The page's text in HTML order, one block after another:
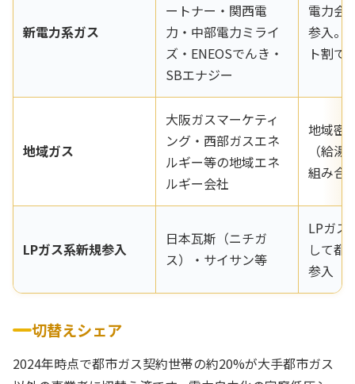
新電力系ガス
ートナー・関西電
力・中部電力ミライ
ズ・ENEOSでんき・
SBエナジー
電力会
参入。
ト割で
地域ガス
大阪ガスマーケティ
ング・西部ガスエネ
ルギー等の地域エネ
ルギー会社
地域密
（給
組み合
LPガス系新規参入
日本瓦斯（ニチガ
ス）・サイサン等
LPガス
して都
参入
切替えシェア
2024年時点で都市ガス契約世帯の約20%が大手都市ガス